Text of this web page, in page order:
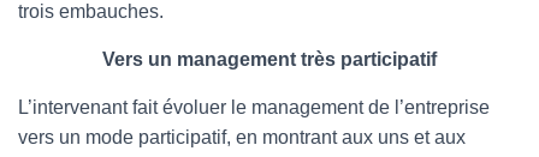
trois embauches.
Vers un management très participatif
L’intervenant fait évoluer le management de l’entreprise
vers un mode participatif, en montrant aux uns et aux